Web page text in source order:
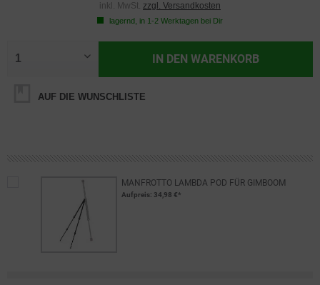
inkl. MwSt. zzgl. Versandkosten
lagernd, in 1-2 Werktagen bei Dir
IN DEN WARENKORB
AUF DIE WUNSCHLISTE
MANFROTTO LAMBDA POD FÜR GIMBOOM
Aufpreis: 34,98 €*